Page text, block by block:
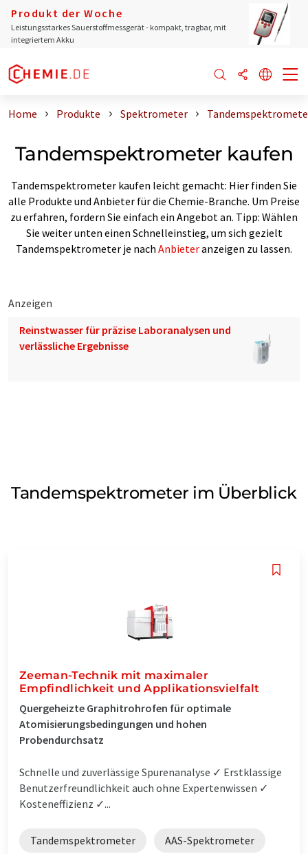
Produkt der Woche
Leistungsstarkes Sauerstoffmessgerät - kompakt, tragbar, mit
integriertem Akku
Home Produkte Spektrometer
Tandemspektrometer kaufen
Tandemspektrometer kaufen leicht gemacht: Hier finden Sie
alle Produkte und Anbieter für die Chemie-Branche. Um Preise
zu erfahren, fordern Sie einfach ein Angebot an. Tipp: Wählen
Sie weiter unten einen Schnelleinstieg, um sich gezielt
Tandemspektrometer je nach Anbieteranzeigen zu lassen.
Anzeigen
Reinstwasser für präzise Laboranalysen und
verlässliche Ergebnisse
Tandemspektrometer im Überblick
Zeeman-Technik mit maximaler
Empfindlichkeit und Applikationsvielfalt
Quergeheizte Graphitrohrofen für optimale
Atomisierungsbedingungen und hohen
Probendurchsatz
Schnelle und zuverlässige Spurenanalyse ✓ Erstklassige
Benutzerfreundlichkeit auch ohne Expertenwissen ✓
Kosteneffizienz ✓...
Tandemspektrometer AAS-Spektrometer